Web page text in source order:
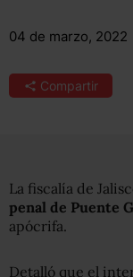
04 de marzo, 2022
Compartir
La fiscalía de
penal de Puente
apócrifa.
Detalló que el